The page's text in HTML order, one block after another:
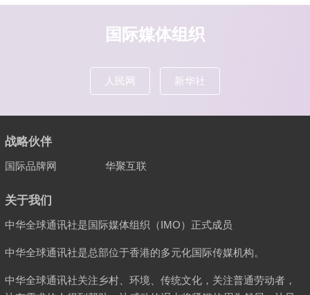
国际媒体组织
人民网 新华社
战略伙伴
国际品牌网 华聚互联
关于我们
中华全球通讯社是国际媒体组织（IMO）正式成员
中华全球通讯社是总部位于香港的多元化国际传媒机构。
中华全球通讯社关注乡村、环境、传统文化，关注普通劳动者，